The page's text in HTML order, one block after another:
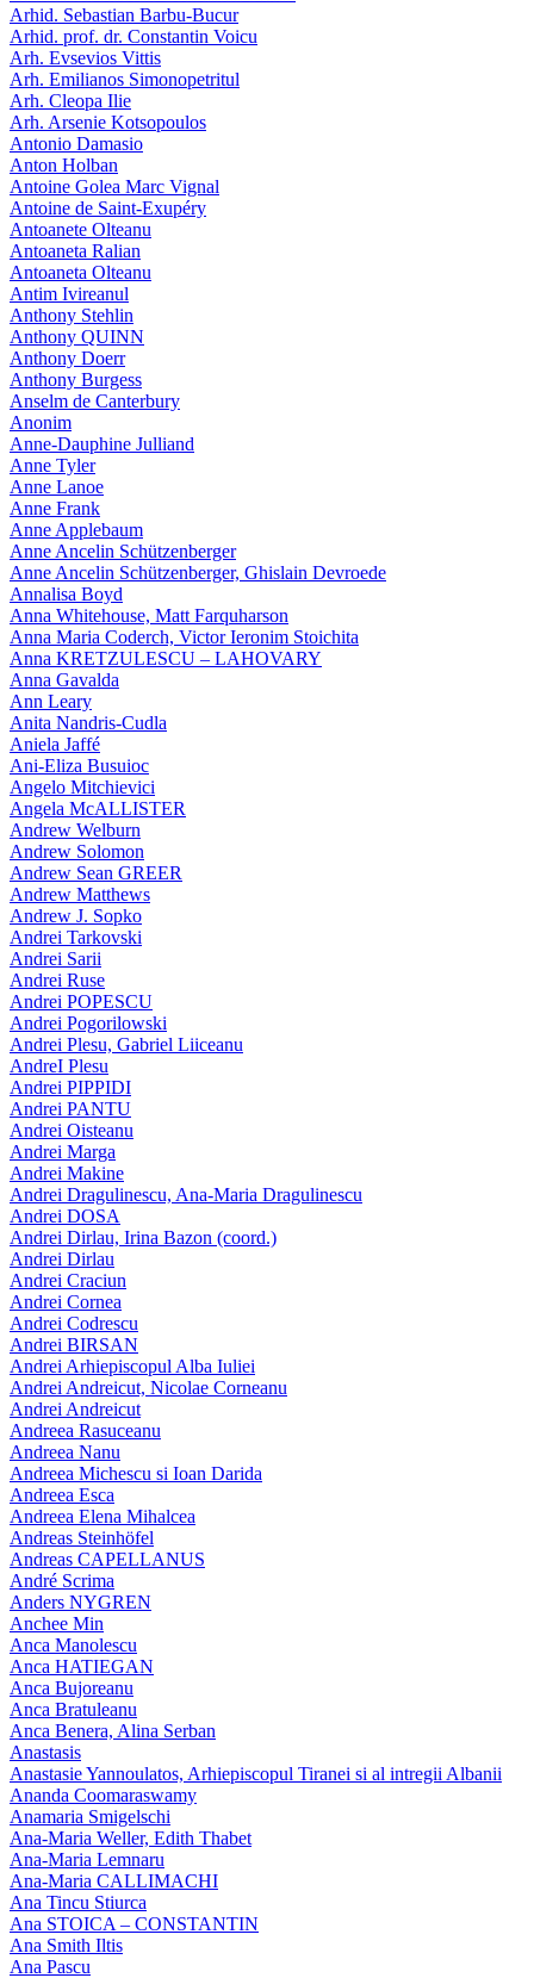
Arhid. Sebastian Barbu-Bucur
Arhid. prof. dr. Constantin Voicu
Arh. Evsevios Vittis
Arh. Emilianos Simonopetritul
Arh. Cleopa Ilie
Arh. Arsenie Kotsopoulos
Antonio Damasio
Anton Holban
Antoine Golea Marc Vignal
Antoine de Saint-Exupéry
Antoanete Olteanu
Antoaneta Ralian
Antoaneta Olteanu
Antim Ivireanul
Anthony Stehlin
Anthony QUINN
Anthony Doerr
Anthony Burgess
Anselm de Canterbury
Anonim
Anne-Dauphine Julliand
Anne Tyler
Anne Lanoe
Anne Frank
Anne Applebaum
Anne Ancelin Schützenberger
Anne Ancelin Schützenberger, Ghislain Devroede
Annalisa Boyd
Anna Whitehouse, Matt Farquharson
Anna Maria Coderch, Victor Ieronim Stoichita
Anna KRETZULESCU – LAHOVARY
Anna Gavalda
Ann Leary
Anita Nandris-Cudla
Aniela Jaffé
Ani-Eliza Busuioc
Angelo Mitchievici
Angela McALLISTER
Andrew Welburn
Andrew Solomon
Andrew Sean GREER
Andrew Matthews
Andrew J. Sopko
Andrei Tarkovski
Andrei Sarii
Andrei Ruse
Andrei POPESCU
Andrei Pogorilowski
Andrei Plesu, Gabriel Liiceanu
AndreI Plesu
Andrei PIPPIDI
Andrei PANTU
Andrei Oisteanu
Andrei Marga
Andrei Makine
Andrei Dragulinescu, Ana-Maria Dragulinescu
Andrei DOSA
Andrei Dirlau, Irina Bazon (coord.)
Andrei Dirlau
Andrei Craciun
Andrei Cornea
Andrei Codrescu
Andrei BIRSAN
Andrei Arhiepiscopul Alba Iuliei
Andrei Andreicut, Nicolae Corneanu
Andrei Andreicut
Andreea Rasuceanu
Andreea Nanu
Andreea Michescu si Ioan Darida
Andreea Esca
Andreea Elena Mihalcea
Andreas Steinhöfel
Andreas CAPELLANUS
André Scrima
Anders NYGREN
Anchee Min
Anca Manolescu
Anca HATIEGAN
Anca Bujoreanu
Anca Bratuleanu
Anca Benera, Alina Serban
Anastasis
Anastasie Yannoulatos, Arhiepiscopul Tiranei si al intregii Albanii
Ananda Coomaraswamy
Anamaria Smigelschi
Ana-Maria Weller, Edith Thabet
Ana-Maria Lemnaru
Ana-Maria CALLIMACHI
Ana Tincu Stiurca
Ana STOICA – CONSTANTIN
Ana Smith Iltis
Ana Pascu